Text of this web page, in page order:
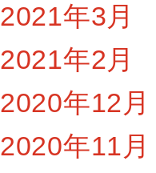
2021年3月
2021年2月
2020年12月
2020年11月